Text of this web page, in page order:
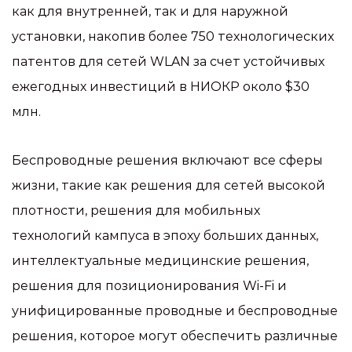
как для внутренней, так и для наружной
установки, накопив более 750 технологических
патентов для сетей WLAN за счет устойчивых
ежегодных инвестиций в НИОКР около $30
млн.
Беспроводные решения включают все сферы
жизни, такие как решения для сетей высокой
плотности, решения для мобильных
технологий кампуса в эпоху больших данных,
интеллектуальные медицинские решения,
решения для позиционирования Wi-Fi и
унифицированные проводные и беспроводные
решения, которое могут обеспечить различные